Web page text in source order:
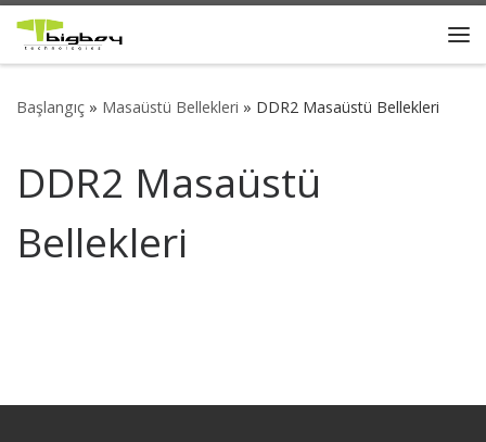
Skip to content
Başlangıç » Masaüstü Bellekleri » DDR2 Masaüstü Bellekleri
DDR2 Masaüstü
Bellekleri